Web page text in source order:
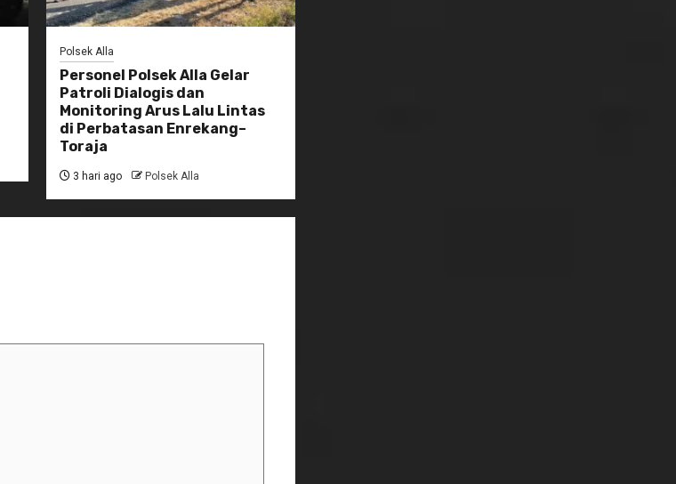
Polsek Alla
Personel Polsek Alla Gelar
Patroli Dialogis dan
Monitoring Arus Lalu Lintas
di Perbatasan Enrekang–
Toraja
3 hari ago Polsek Alla